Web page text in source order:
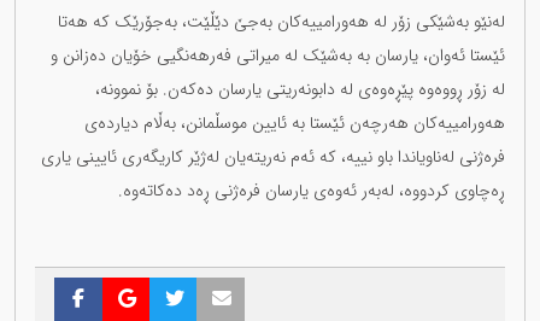
لەنێو بەشێکی زۆر لە هەورامییەکان بەجێ دێڵێت، بەجۆرێک کە هەتا
ئێستا ئەوان، یارسان بە بەشێک لە میراتی فەرهەنگیی خۆیان دەزانن و
لە زۆر ڕووەوە پێڕەوەی لە دابونەریتی یارسان دەکەن. بۆ نموونە،
هەورامییەکان هەرچەن ئێستا بە ئایین موسڵمانن، بەڵام دیاردەی
فرەژنی لەناویاندا باو نییە، کە ئەم نەریتەیان لەژێر کاریگەری ئایینی یاری
ڕەچاوی کردووە، لەبەر ئەوەی یارسان فرەژنی ڕەد دەکاتەوە.